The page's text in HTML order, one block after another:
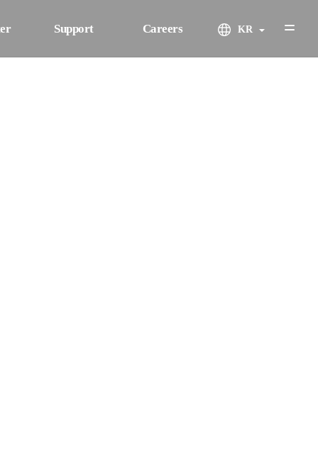
Support Careers KR